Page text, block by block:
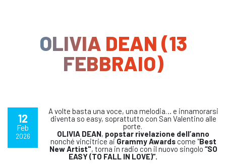
OLIVIA DEAN (13
FEBBRAIO)
12
Feb
2026
A volte basta una voce, una melodia… e innamorarsi
diventa so easy, soprattutto con San Valentino alle
porte.
OLIVIA DEAN, popstar rivelazione dell’anno
nonché vincitrice aiGrammy Awardscome "Best
New Artist", torna in radio con il nuovo singolo “SO
EASY (TO FALL IN LOVE)”.